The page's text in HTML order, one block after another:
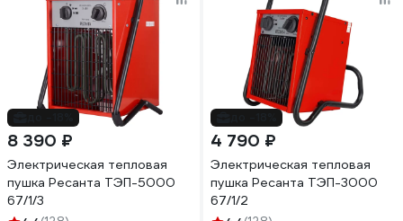
8 390 ₽
Электрическая тепловая
пушка Ресанта ТЭП-5000
67/1/3
4 790 ₽
Электрическая тепловая
пушка Ресанта ТЭП-3000
67/1/2